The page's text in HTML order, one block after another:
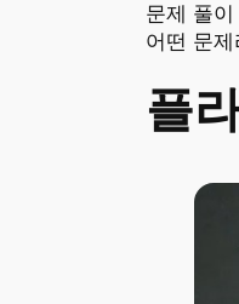
문제 풀
어떤 문
플